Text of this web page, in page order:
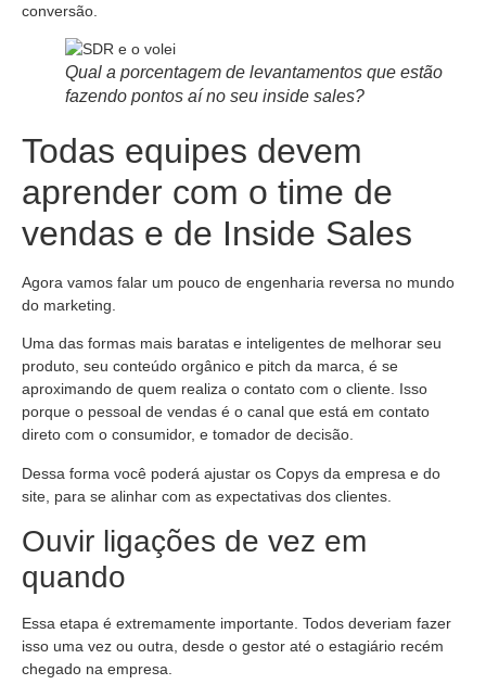
conversão.
Qual a porcentagem de levantamentos que estão
fazendo pontos aí no seu inside sales?
Todas equipes devem
aprender com o time de
vendas e de Inside Sales
Agora vamos falar um pouco de engenharia reversa no mundo
do marketing.
Uma das formas mais baratas e inteligentes de melhorar seu
produto, seu conteúdo orgânico e pitch da marca, é se
aproximando de quem realiza o contato com o cliente. Isso
porque o pessoal de vendas é o canal que está em contato
direto com o consumidor, e tomador de decisão.
Dessa forma você poderá ajustar os Copys da empresa e do
site, para se alinhar com as expectativas dos clientes.
Ouvir ligações de vez em
quando
Essa etapa é extremamente importante. Todos deveriam fazer
isso uma vez ou outra, desde o gestor até o estagiário recém
chegado na empresa.